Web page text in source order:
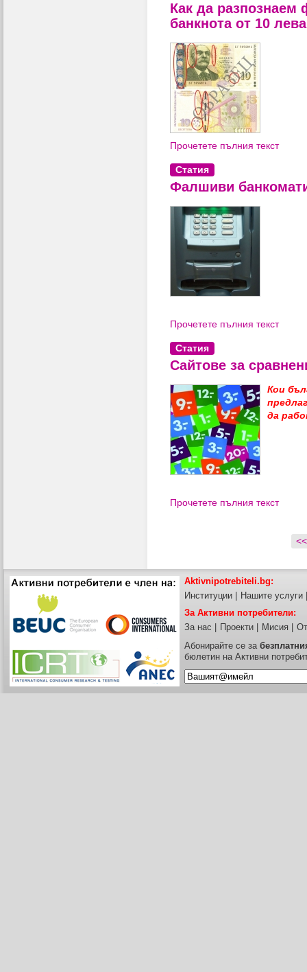
Как да
банкнота от 10
Прочетете пълния текст
Статия
Фалшиви
Прочетете пълния текст
Статия
Сайтове за
Кои
да
Прочетете пълния текст
<<
Aktivnipotrebiteli.bg:
Институции
Нашите услуги
За Активни потребители:
За нас
Проекти Мисия
Абонирайте се за
бюлетин на Активни